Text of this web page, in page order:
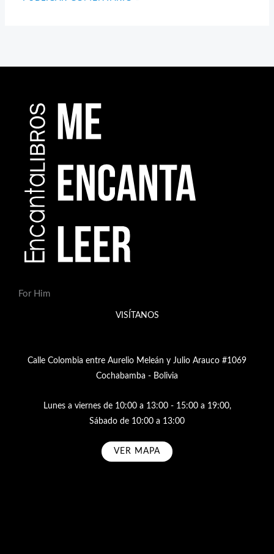
For Him
VISÍTANOS
Calle Colombia entre Aurelio Meleán y Julio Arauco #1069
Cochabamba - Bolivia
Lunes a viernes de 10:00 a 13:00 - 15:00 a 19:00,
Sábado de 10:00 a 13:00
VER MAPA